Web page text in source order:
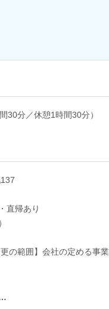
30分／休憩1時間30分）
直帰あり
の範囲】会社の定める事業